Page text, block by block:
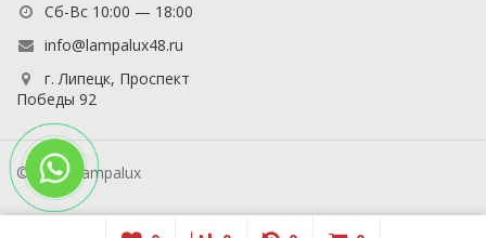
Сб-Вс 10:00 — 18:00
info@lampalux48.ru
г. Липецк, Проспект
Победы 92
© 2026 Lampalux